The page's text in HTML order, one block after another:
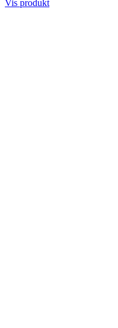
Vis produkt